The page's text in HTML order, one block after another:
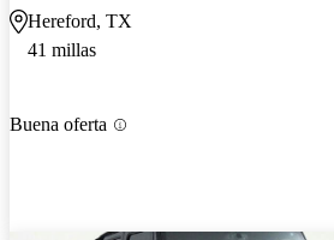
Hereford, TX
41 millas
Buena oferta